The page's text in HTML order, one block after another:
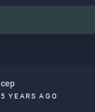
cep
5 YEARS AGO